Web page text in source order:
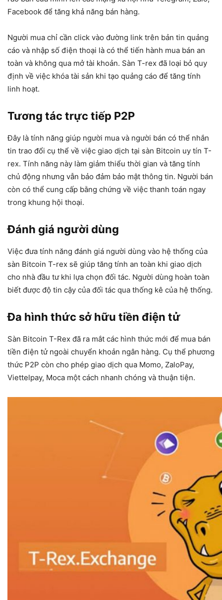
Facebook để tăng khả năng bán hàng.
Người mua chỉ cần click vào đường link trên bản tin quảng
cáo và nhập số điện thoại là có thể tiến hành mua bán an
toàn và không qua mở tài khoản. Sàn T-rex đã loại bỏ quy
định về việc khóa tài sản khi tạo quảng cáo để tăng tính
linh hoạt.
Tương tác trực tiếp P2P
Đây là tính năng giúp người mua và người bán có thể nhắn
tin trao đổi cụ thể về việc giao dịch tại sàn Bitcoin uy tín T-
rex. Tính năng này làm giảm thiểu thời gian và tăng tính
chủ động nhưng vẫn bảo đảm bảo mật thông tin. Người bán
còn có thể cung cấp bằng chứng về việc thanh toán ngay
trong khung hội thoại.
Đánh giá người dùng
Việc đưa tính năng đánh giá người dùng vào hệ thống của
sàn Bitcoin T-rex sẽ giúp tăng tính an toàn khi giao dịch
cho nhà đầu tư khi lựa chọn đối tác. Người dùng hoàn toàn
biết được độ tin cậy của đối tác qua thống kê của hệ thống.
Đa hình thức sở hữu tiền điện tử
Sàn Bitcoin T-Rex đã ra mắt các hình thức mới để mua bán
tiền điện tử ngoài chuyển khoản ngân hàng. Cụ thể phương
thức P2P còn cho phép giao dịch qua Momo, ZaloPay,
Viettelpay, Moca một cách nhanh chóng và thuận tiện.